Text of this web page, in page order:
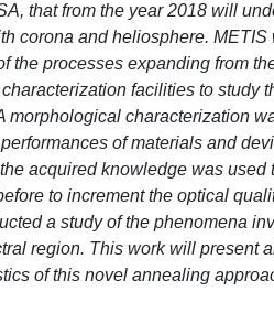
that from the year 2018 will
corona and heliosphere.
processes expanding from
facilities to study
characterization
of materials and
acquired knowledge was used
to increment the optical
a study of the phenomena
region. This work will present
of this novel annealing